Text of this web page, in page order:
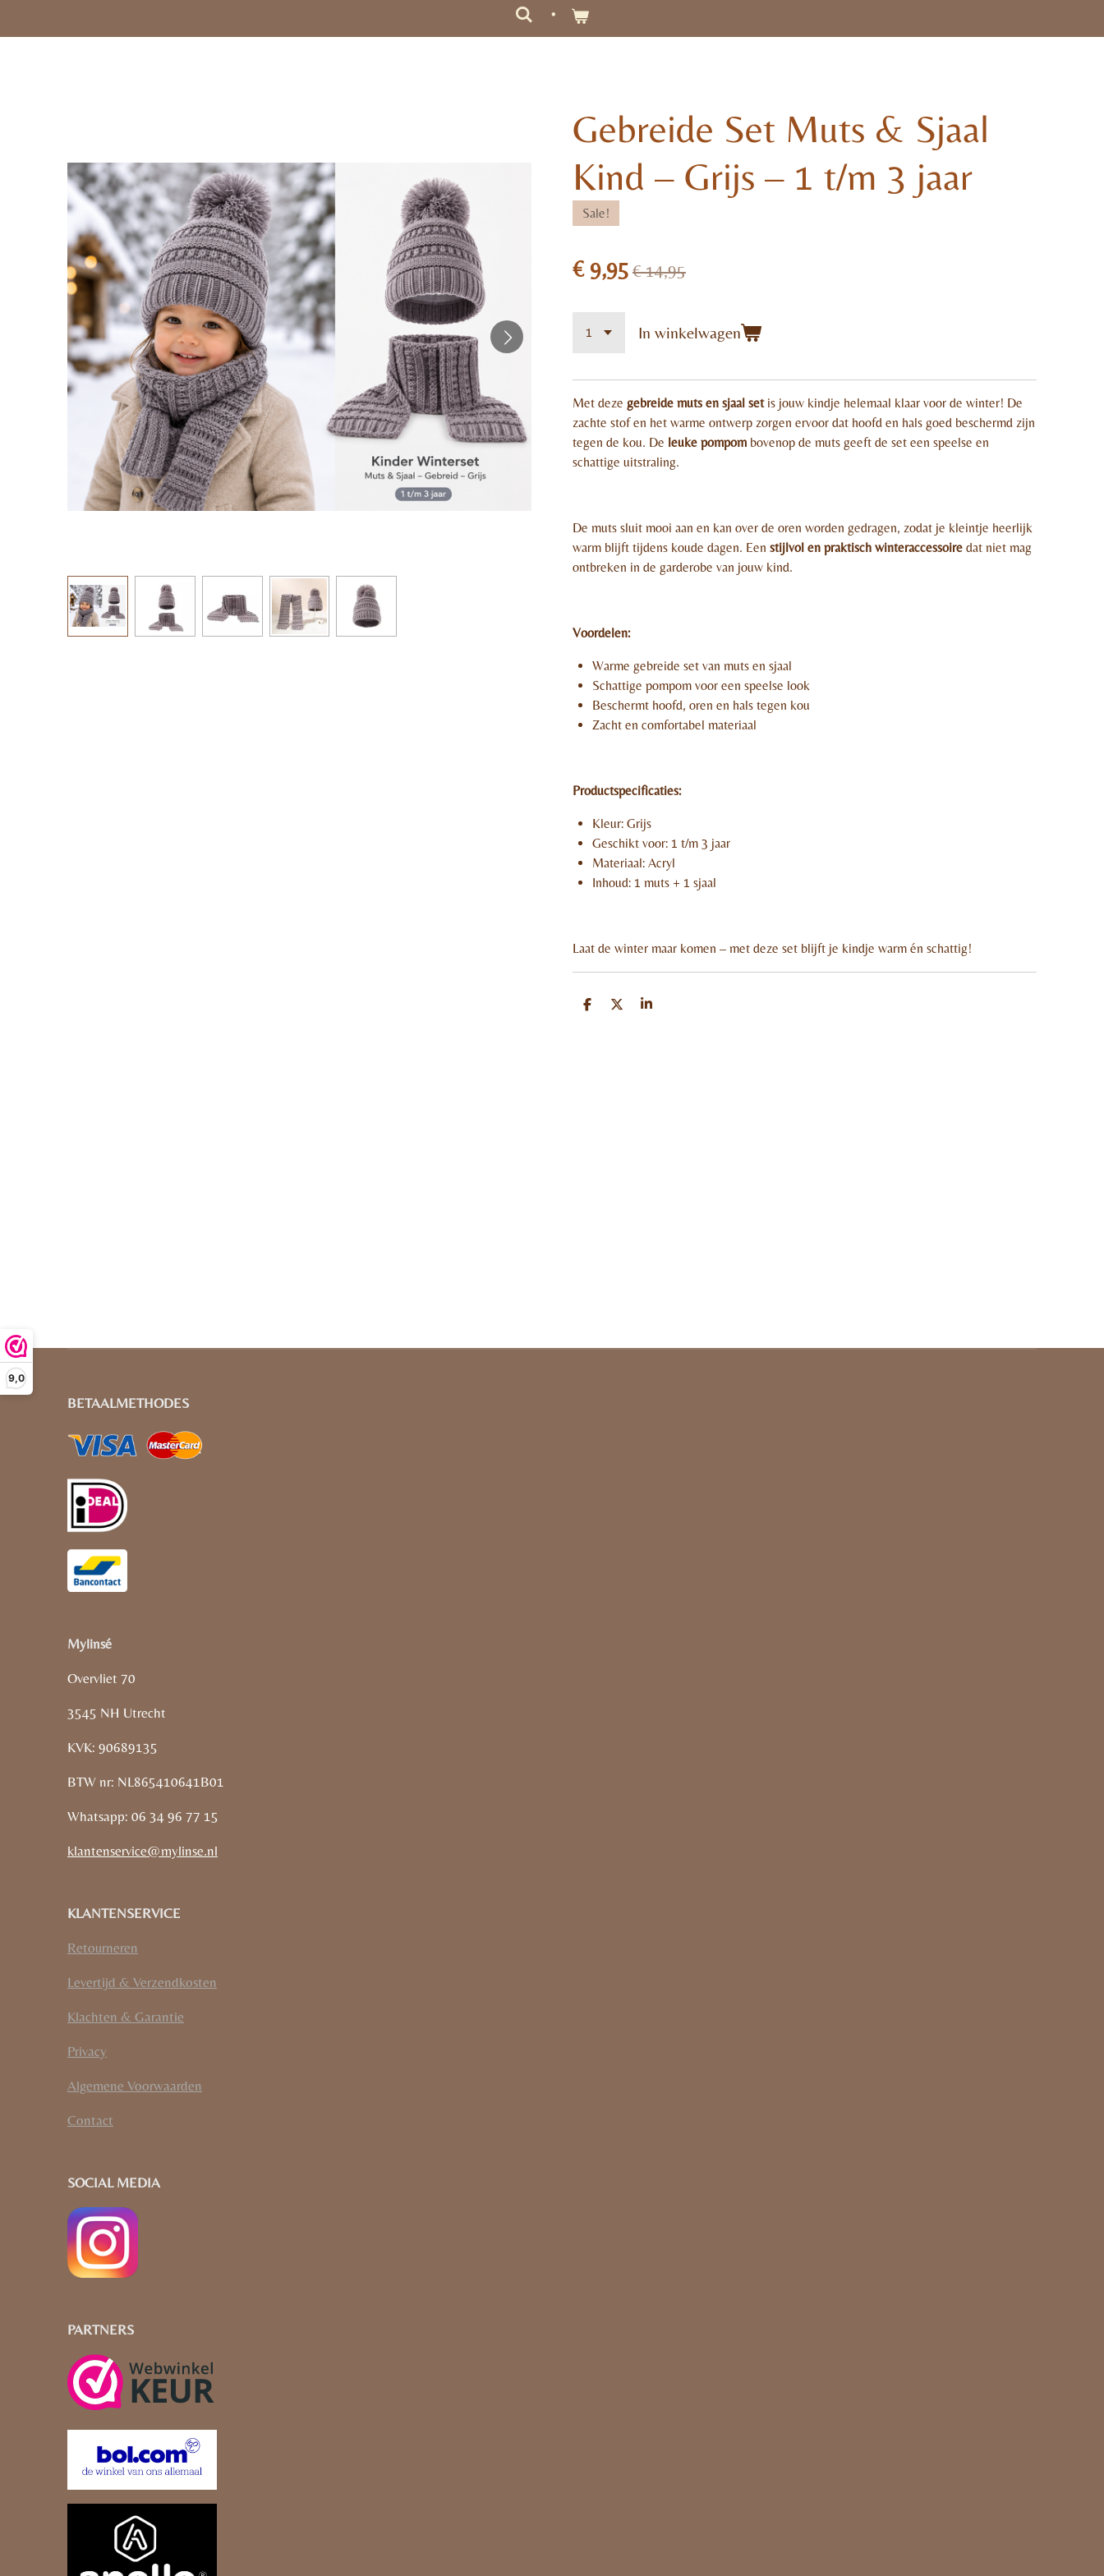
9,0
Gebreide Set Muts & Sjaal
Kind – Grijs – 1 t/m 3 jaar
Sale!
€ 9,95 € 14,95
In winkelwagen
Met deze gebreide muts en sjaal setis jouw kindje helemaal klaar voor de winter! De
zachte stof en het warme ontwerp zorgen ervoor dat hoofd en hals goed beschermd zijn
tegen de kou. De leuke pompom bovenop de muts geeft de set een speelse en
schattige uitstraling.
De muts sluit mooi aan en kan over de oren worden gedragen, zodat je kleintje heerlijk
warm blijft tijdens koude dagen. Een stijlvol en praktisch winteraccessoire dat niet mag
ontbreken in de garderobe van jouw kind.
Voordelen:
Warme gebreide set van muts en sjaal
Schattige pompom voor een speelse look
Beschermt hoofd, oren en hals tegen kou
Zacht en comfortabel materiaal
Productspecificaties:
Kleur: Grijs
Geschikt voor: 1 t/m 3 jaar
Materiaal: Acryl
Inhoud: 1 muts + 1 sjaal
Laat de winter maar komen – met deze set blijft je kindje warm én schattig!
D
D
S
BETAALMETHODES
Mylinsé
Overvliet 70
3545 NH Utrecht
KVK: 90689135
BTW nr: NL865410641B01
Whatsapp: 06 34 96 77 15
klantenservice@mylinse.nl
KLANTENSERVICE
Retourneren
Levertijd & Verzendkosten
Klachten & Garantie
Privacy
Algemene Voorwaarden
Contact
SOCIAL MEDIA
PARTNERS